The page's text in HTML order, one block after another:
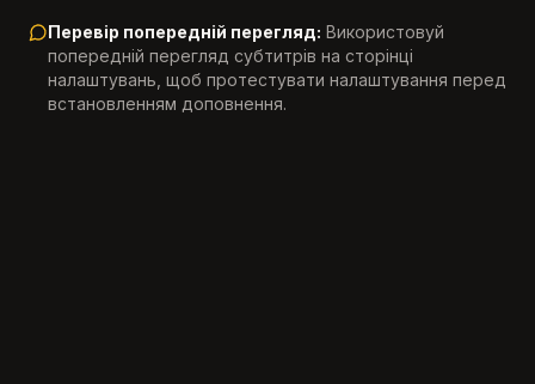
Перевір попередній перегляд: Використовуй
попередній перегляд субтитрів на сторінці
налаштувань, щоб протестувати налаштування перед
встановленням доповнення.